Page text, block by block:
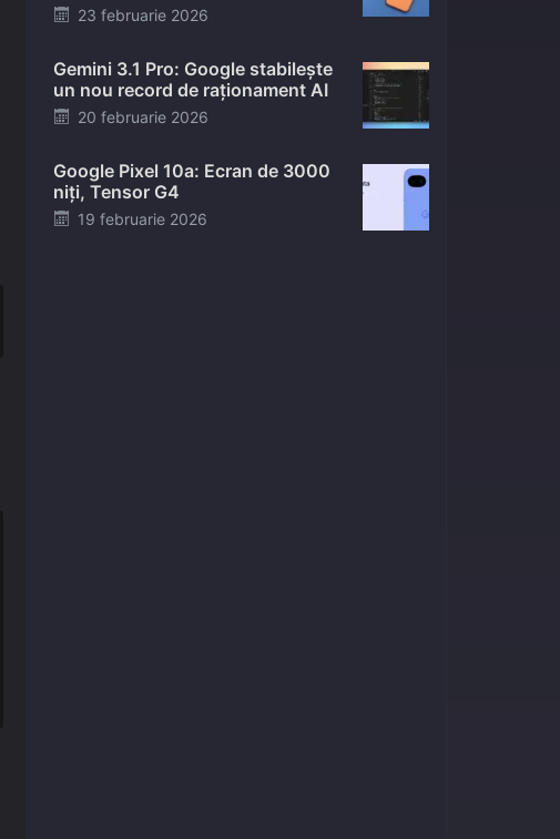
Posted
23 februarie 2026
Gemini 3.1 Pro: Google stabilește
un nou record de raționament AI
Posted
20 februarie 2026
Google Pixel 10a: Ecran de 3000
niți, Tensor G4
Posted
19 februarie 2026